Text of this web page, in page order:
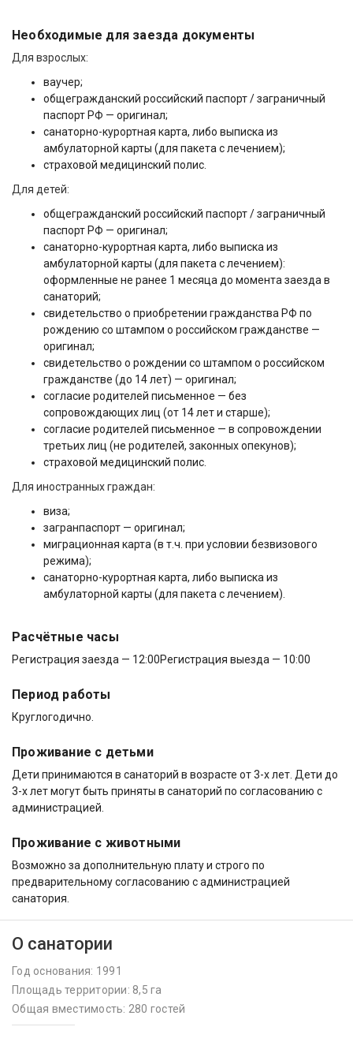
Необходимые для заезда документы
Для взрослых:
ваучер;
общегражданский российский паспорт / заграничный
паспорт РФ — оригинал;
санаторно-курортная карта, либо выписка из
амбулаторной карты (для пакета с лечением);
страховой медицинский полис.
Для детей:
общегражданский российский паспорт / заграничный
паспорт РФ — оригинал;
санаторно-курортная карта, либо выписка из
амбулаторной карты (для пакета с лечением):
оформленные не ранее 1 месяца до момента заезда в
санаторий;
свидетельство о приобретении гражданства РФ по
рождению со штампом о российском гражданстве —
оригинал;
свидетельство о рождении со штампом о российском
гражданстве (до 14 лет) — оригинал;
согласие родителей письменное — без
сопровождающих лиц (от 14 лет и старше);
согласие родителей письменное — в сопровождении
третьих лиц (не родителей, законных опекунов);
страховой медицинский полис.
Для иностранных граждан:
виза;
загранпаспорт — оригинал;
миграционная карта (в т.ч. при условии безвизового
режима);
санаторно-курортная карта, либо выписка из
амбулаторной карты (для пакета с лечением).
Расчётные часы
Регистрация заезда — 12:00Регистрация выезда — 10:00
Период работы
Круглогодично.
Проживание с детьми
Дети принимаются в санаторий в возрасте от 3-х лет. Дети до
3-х лет могут быть приняты в санаторий по согласованию с
администрацией.
Проживание с животными
Возможно за дополнительную плату и строго по
предварительному согласованию с администрацией
санатория.
О санатории
Год основания: 1991
Площадь территории: 8,5 га
Общая вместимость: 280 гостей